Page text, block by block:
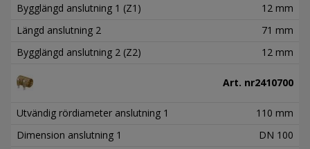
Bygglängd anslutning 1 (Z1)
12 mm
Längd anslutning 2
71 mm
Bygglängd anslutning 2 (Z2)
12 mm
Art. nr2410700
Utvändig rördiameter anslutning 1
110 mm
Dimension anslutning 1
DN 100